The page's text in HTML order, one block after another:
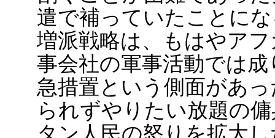
遣で補っていたことに
増派戦略は、もはやア
事会社の軍事活動では
急措置という側面があ
られずやりたい放題の
タン人民の怒りを拡大